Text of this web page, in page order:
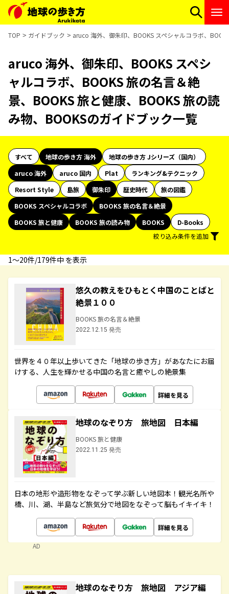
TOP ガイドブック aruco 海外、御朱印、BOOKS スペシャルコラボ、
aruco 海外、御朱印、BOOKS スペシ
ャルコラボ、BOOKS 旅の名言＆絶
景、BOOKS 旅と健康、BOOKS 旅の読
み物、BOOKSのガイドブック一覧
すべて 地球の歩き方 海外
地球の歩き方 Jシリーズ（国内）
aruco 海外
aruco 国内 Plat
ランキング&テクニック
Resort Style
島旅 御朱印 歴史時代
旅の図鑑
BOOKS スペシャルコラボ
BOOKS 旅の名言＆絶景
BOOKS 旅と健康
BOOKS 旅の読み物 BOOKS
D-Books
絞り込み条件を追加
1〜20件/179件中 を表示
悠久の教えをひもとく中国のことばと
絶景１００
BOOKS 旅の名言＆絶景
2022.12.15 発売
世界を４０年以上歩いてきた「地球の歩き方」があなたにお届
けする、人生を輝かせる中国の名言と癒やしの絶景集
詳細を見る
地球のなぞり方 旅地図 日本編
BOOKS 旅と健康
2022.11.25 発売
日本の地形や造形物をなぞって学ぶ新しい地図本！観光名所や
橋、川、湖、半島など旅気分で地図をなぞって脳もイキイキ！
詳細を見る
AD
地球のなぞり方 旅地図 アジア編